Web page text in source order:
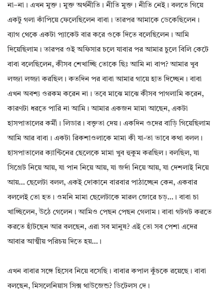
না–না। এখন মুক্ত। মুক্ত অর্থনীতি। নীতি মুক্ত। নীতি নেই। বলতে গিয়ে
একটু গলা কাঁপিয়ে ফেলেছিলেন বাবা। তারপর আমাকে ডেকেছিলেন।
ব্যাগ থেকে একটা প্যাকেট বার করে ওকে দিতে বলেছিলেন। আমি
দিয়েছিলাম। তারপর ওই অফিসার চলে যাবার পর আমার চুলে বিলি কেটে
বাবা বলেছিলেন, কীসব শেখাচ্ছি তোকে ছিঃ আমি না বাপ? আমার খুব
লজ্জা লজ্জা করছিল। কতদিন পর বাবা আমার গায়ে হাত দিচ্ছেন। বাবা
এখন অবশ্য ওরকম করেন না। তবে মাঝে মাঝে কীসব পাগলামি করেন,
কারণটা ধরতে পারি না আমি। আমার একজন মামা আছেন, একটা
হাসপাতালের কর্মী। লিডার। বক্তৃতা দেয়। একদিন ওদের বাড়ি গিয়েছিলাম
আমি আর বাবা। একটা রিকশাওলাকে মামা কী যা-তা ভাবে কথা বলল।
হাসপাতালের ক্যান্টিনের ছেলেকে মামা খুব হুকুম করছিল। বলছিল, যা
সিগ্রেট নিয়ে আয়, যা পান নিয়ে আয়, যা জর্দা নিয়ে আয়, যা দেশলাই নিয়ে
আয়… ছেলেটা বলল, একই দোকানে বারবার পাঠাচ্ছেন কেন, একবার
বললেই তো হত। ওমনি মামা ছেলেটাকে মারল জোরে চড়…। বাবা চা
খাচ্ছিলেন, উঠে গেলেন। আমিও পেছন পেছন গেলাম। বাবা গটগট করতে
করতে হাঁটছেন আর বলছেন, এরা সব মানুষ? এই তো সব পেশা এদের
আবার আত্মীয় পরিচয় দিতে হয়…।
এখন বাবার সঙ্গে হিসেব নিয়ে বসেছি। বাবার কপাল কুঁচকে রয়েছে। বাবা
বলছেন, মিসলেনিয়াস সিক্স থাউজেন্ড? ডিটেলস দে।